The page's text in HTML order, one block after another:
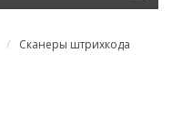
Сканеры штрихкода